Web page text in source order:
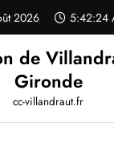
2026 5:42:25
de
Gironde
cc-villandraut.fr